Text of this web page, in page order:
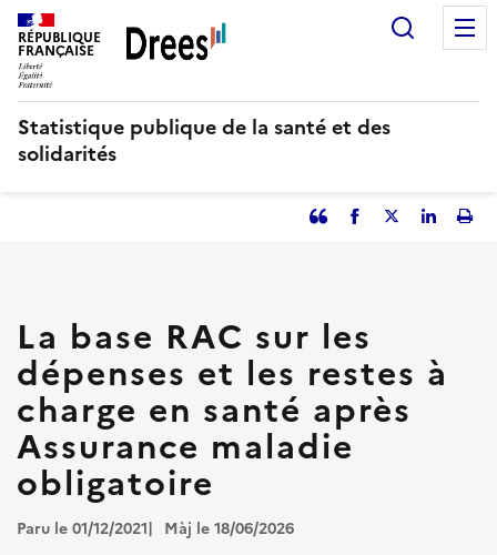
Aller
au
contenu
principal
RÉPUBLIQUE
FRANÇAISE
Statistique publique de la santé et des
solidarités
Partager
que
citation
Facebook
Partager
Partager
La base RAC sur les
dépenses et les restes à
charge en santé après
Assurance maladie
obligatoire
Paru le 01/12/2021 Màj le 18/06/2026